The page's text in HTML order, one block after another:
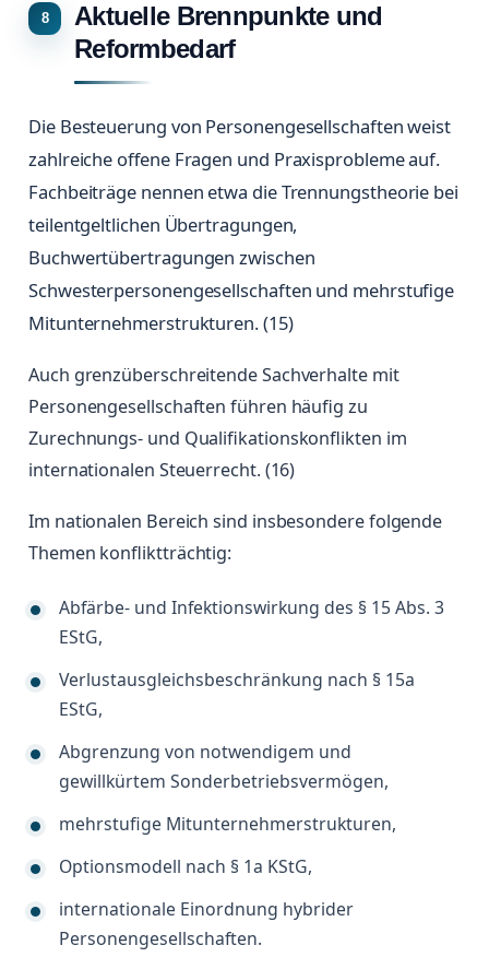
Aktuelle Brennpunkte und
Reformbedarf
Die Besteuerung von Personengesellschaften weist
zahlreiche offene Fragen und Praxisprobleme auf.
Fachbeiträge nennen etwa die Trennungstheorie bei
teilentgeltlichen Übertragungen,
Buchwertübertragungen zwischen
Schwesterpersonengesellschaften und mehrstufige
Mitunternehmerstrukturen. (15)
Auch grenzüberschreitende Sachverhalte mit
Personengesellschaften führen häufig zu
Zurechnungs- und Qualifikationskonflikten im
internationalen Steuerrecht. (16)
Im nationalen Bereich sind insbesondere folgende
Themen konfliktträchtig:
Abfärbe- und Infektionswirkung des § 15 Abs. 3
EStG,
Verlustausgleichsbeschränkung nach § 15a
EStG,
Abgrenzung von notwendigem und
gewillkürtem Sonderbetriebsvermögen,
mehrstufige Mitunternehmerstrukturen,
Optionsmodell nach § 1a KStG,
internationale Einordnung hybrider
Personengesellschaften.